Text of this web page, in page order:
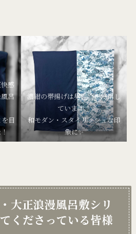
感
呂
目
濃紺の帯揚げは男性物を使用し
ています。
和モダン・スタイリッシュな印
象に✨
大正浪漫風呂敷シリ
くださっている皆様